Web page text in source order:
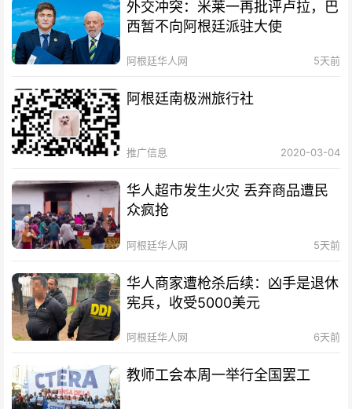
外交冲突：米莱一再批评卢拉，巴
西暂不向阿根廷派驻大使
阿根廷华人网 5天前
阿根廷南极洲旅行社
推广信息 2020-03-04
华人超市发生火灾 丢弃商品遭民
众疯抢
阿根廷华人网 5天前
华人商家遭枪杀后续：凶手是退休
宪兵，收受5000美元
阿根廷华人网 6天前
教师工会本周一举行全国罢工